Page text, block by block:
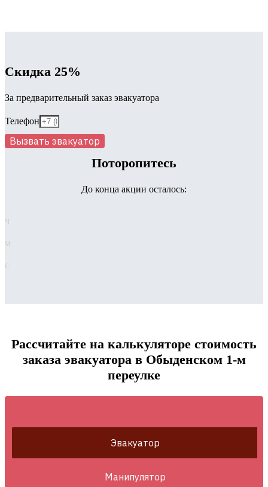
Скидка 25%
За предварительный заказ эвакуатора
Телефон
Вызвать эвакуатор
Поторопитесь
До конца акции осталось:
ч
м
с
Рассчитайте на калькуляторе стоимость
заказа эвакуатора в Обыденском 1-м
переулке
Эвакуатор
Манипулятор